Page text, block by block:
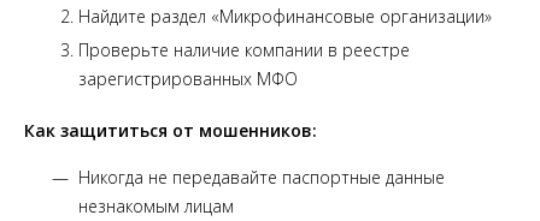
Найдите раздел «Микрофинансовые организации»
Проверьте наличие компании в реестре
зарегистрированных МФО
Как защититься от мошенников:
Никогда не передавайте паспортные данные
незнакомым лицам